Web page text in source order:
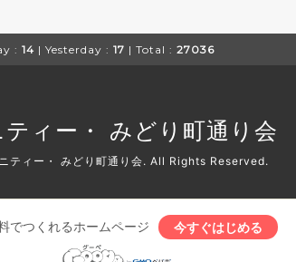
: 14 | Yesterday : 17 | Total : 27036
ィー・ みどり町通り会
ティー・ みどり町通り会. All Rights Reserved.
でつくれるホームページ 今すぐはじめる